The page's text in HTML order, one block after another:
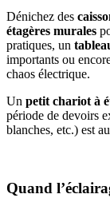
Dénichez des
étagères murales
pratiques, un
importants ou
chaos électrique.
Un petit chariot à
période de devoirs
blanches, etc.) est
Quand